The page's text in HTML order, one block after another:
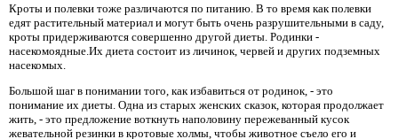
Кроты и полевки тоже различаются по питанию. В то время как полевки
едят растительный материал и могут быть очень разрушительными в саду,
кроты придерживаются совершенно другой диеты. Родинки -
насекомоядные.Их диета состоит из личинок, червей и других подземных
насекомых.
Большой шаг в понимании того, как избавиться от родинок, - это
понимание их диеты. Одна из старых женских сказок, которая продолжает
жить, - это предложение воткнуть наполовину пережеванный кусок
жевательной резинки в кротовые холмы, чтобы животное съело его и